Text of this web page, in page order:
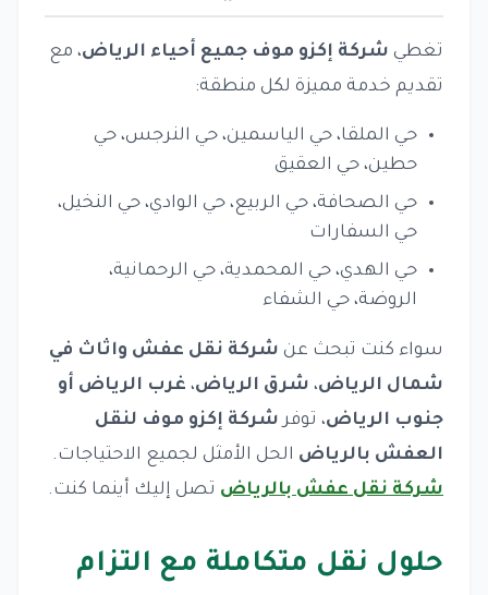
تغطي شركة إكزو موف جميع أحياء الرياض، مع
تقديم خدمة مميزة لكل منطقة:
حي الملقا، حي الياسمين، حي النرجس، حي
حطين، حي العقيق
حي الصحافة، حي الربيع، حي الوادي، حي النخيل،
حي السفارات
حي الهدي، حي المحمدية، حي الرحمانية،
الروضة، حي الشفاء
سواء كنت تبحث عن شركة نقل عفش واثاث في
شمال الرياض، شرق الرياض، غرب الرياض أو
جنوب الرياض، توفرشركة إكزو موف لنقل
العفش بالرياض الحل الأمثل لجميع الاحتياجات.
شركة نقل عفش بالرياض تصل إليك أينما كنت.
حلول نقل متكاملة مع التزام